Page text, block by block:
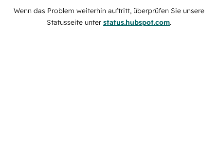
Wenn das Problem weiterhin auftritt, überprüfen Sie unsere
Statusseite unter status.hubspot.com.